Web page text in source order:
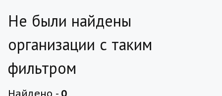
Не были найдены
организации с таким
фильтром